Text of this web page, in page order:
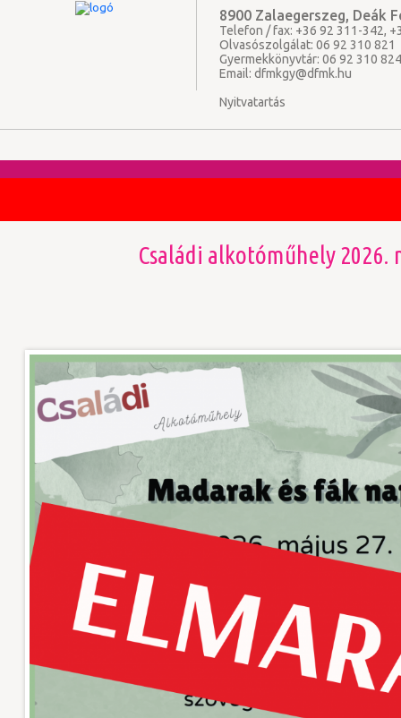
8900 Zalaegerszeg, Deák
Telefon / fax: +36 92 311-342,
Olvasószolgálat: 06 92 310 821
Gyermekkönyvtár: 06 92 310
Email:dfmkgy@dfmk.hu
Nyitvatartás
Családi alkotóműhely 2026.